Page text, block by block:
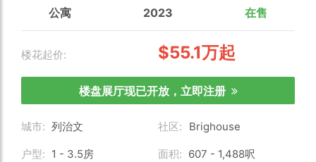
公寓 2023 在售
楼花起价: $55.1万起
楼盘展厅现已开放，立即注册
城市: 列治文 社区: Brighouse
户型: 1 - 3.5房 面积: 607 - 1,488呎